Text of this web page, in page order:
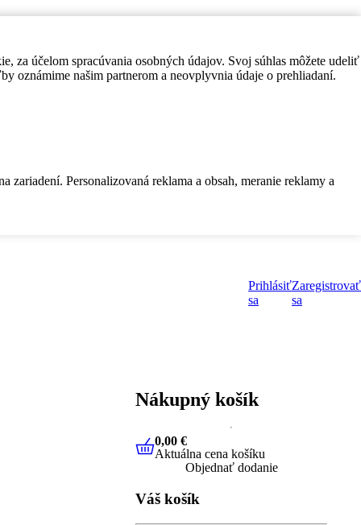
za účelom spracúvania osobných údajov. Svoj súhlas môžete udeliť
oznámime našim partnerom a neovplyvnia údaje o prehliadaní.
Personalizovaná reklama a obsah, meranie reklamy a
Prihlásiť
sa
Zaregistrovať
sa
Nákupný košík
0,00 €Aktuálna cena košíku
0,00 €
Aktuálna cena košíku
Objednať dodanie
Váš košík